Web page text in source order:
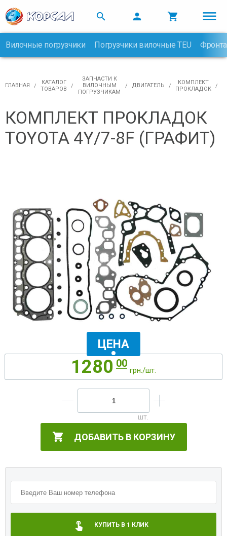
  
Вилочные погрузчики Погрузчики вилочные TEU
ГЛАВНАЯ
КАТАЛОГ
ТОВАРОВ
ЗАПЧАСТИ К
ВИЛОЧНЫМ
ПОГРУЗЧИКАМ
ДВИГАТЕЛЬ
КОМПЛЕКТ
ПРОКЛАДОК
КОМПЛЕКТ ПРОКЛАДОК
TOYOTA 4Y/7-8F (ГРАФИТ)
1280 00
грн./шт.
ЦЕНА
ДОБАВИТЬ В КОРЗИНУ
КУПИТЬ В 1 КЛИК